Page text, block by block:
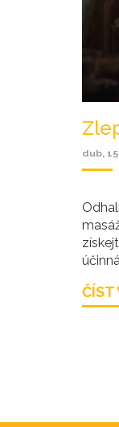
dub,
ČÍST